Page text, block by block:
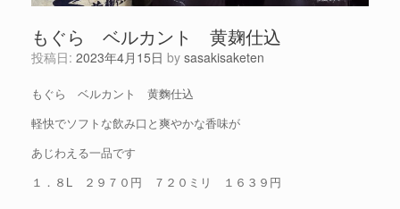
もぐら ベルカント 黄麹仕込
投稿日: 2023年4月15日 by sasakisaketen
もぐら ベルカント 黄麴仕込
軽快でソフトな飲み口と爽やかな香味が
あじわえる一品です
１．８L ２９７０円 ７２０ミリ １６３９円